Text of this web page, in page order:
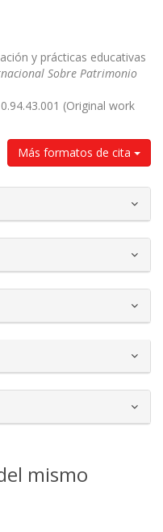
y prácticas educativas
Sobre Patrimonio
(Original work
Más formatos de cita
mismo